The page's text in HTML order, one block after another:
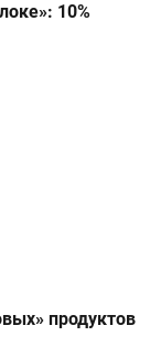
10%
продуктов